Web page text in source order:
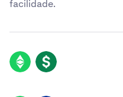
facilidade.
ETC USD